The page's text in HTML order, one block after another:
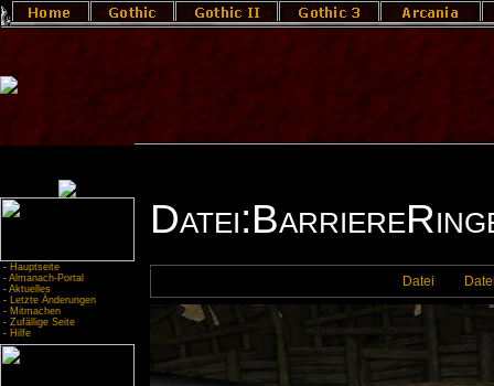
- Hauptseite
- Almanach-Portal
- Aktuelles
- Letzte Änderungen
- Mitmachen
- Zufällige Seite
- Hilfe
Datei